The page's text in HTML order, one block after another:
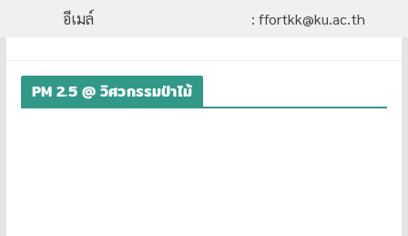
อีเมล์
: ffortkk@ku.ac.th
PM 2.5 @ วิศวกรรมป่าไม้